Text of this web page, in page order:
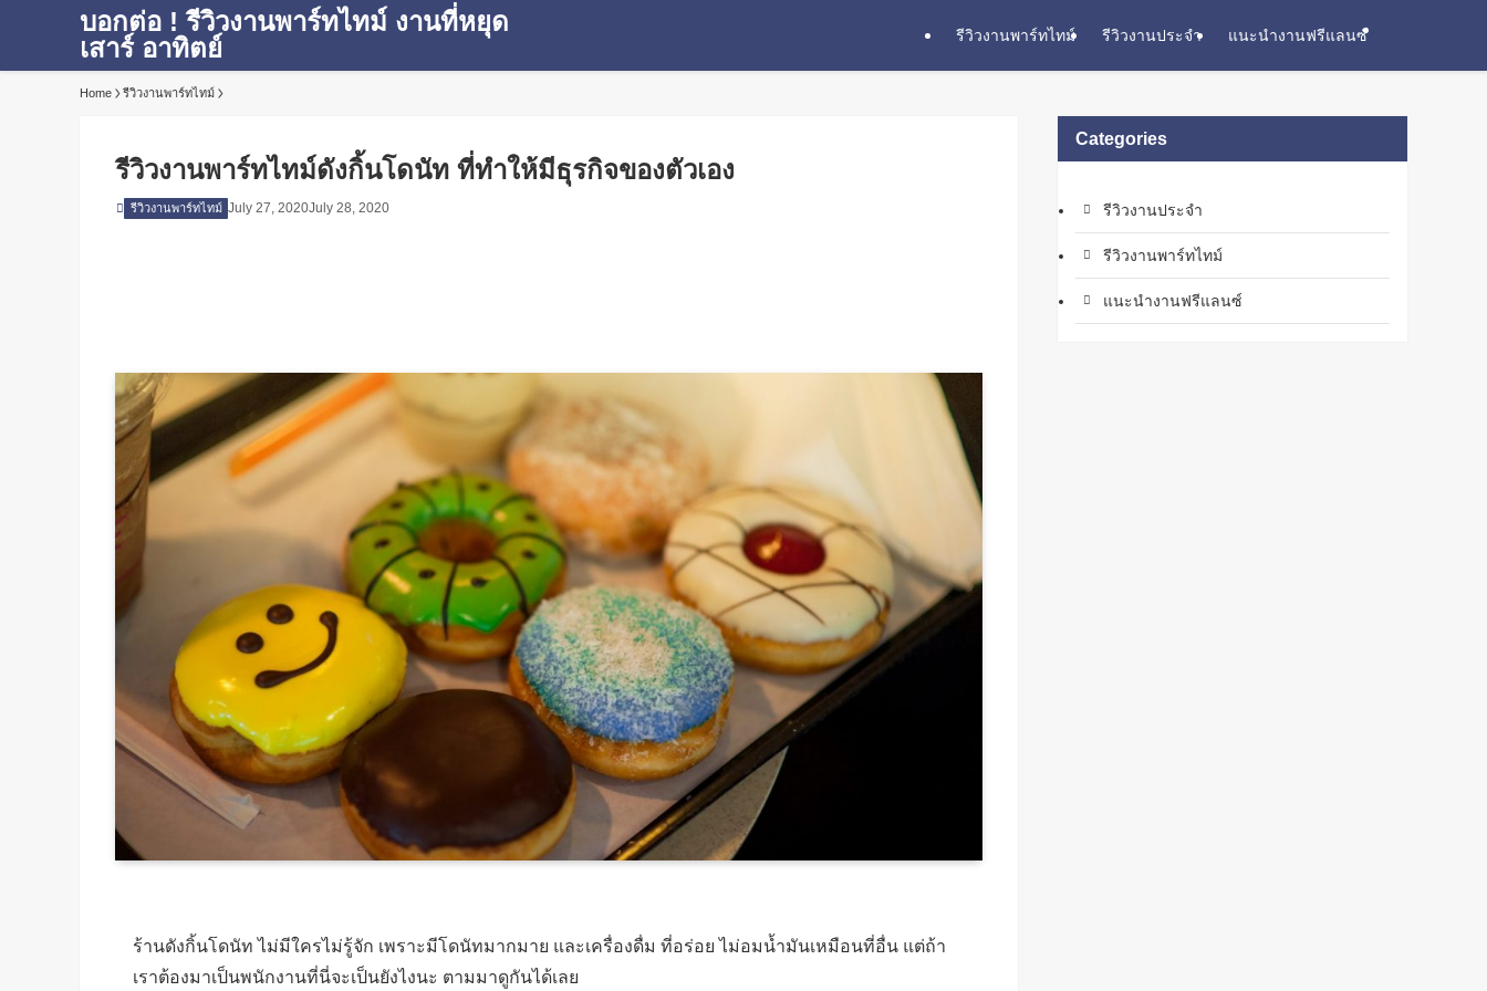
บอกต่อ ! รีวิวงานพาร์ทไทม์ งานที่หยุด
เสาร์ อาทิตย์
รีวิวงานพาร์ทไทม์ รีวิวงานประจำ แนะนำงานฟรีแลนซ์
Home รีวิวงานพาร์ทไทม์
รีวิวงานพาร์ทไทม์ดังกิ้นโดนัท ที่ทำให้มีธุรกิจของตัวเอง
รีวิวงานพาร์ทไทม์ July 27, 2020July 28, 2020
ร้านดังกิ้นโดนัท ไม่มีใครไม่รู้จัก เพราะมีโดนัทมากมาย และเครื่องดื่ม ที่อร่อย ไม่อมน้ำมันเหมือนที่อื่น แต่ถ้า
เราต้องมาเป็นพนักงานที่นี่จะเป็นยังไงนะ ตามมาดูกันได้เลย
Categories
รีวิวงานประจำ
รีวิวงานพาร์ทไทม์
แนะนำงานฟรีแลนซ์